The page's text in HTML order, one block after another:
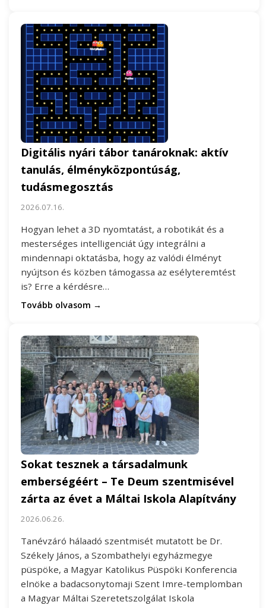
Digitális nyári tábor tanároknak: aktív
tanulás, élményközpontúság,
tudásmegosztás
2026.07.16.
Hogyan lehet a 3D nyomtatást, a robotikát és a
mesterséges intelligenciát úgy integrálni a
mindennapi oktatásba, hogy az valódi élményt
nyújtson és közben támogassa az esélyteremtést
is? Erre a kérdésre…
Tovább olvasom →
Sokat tesznek a társadalmunk
emberségéért – Te Deum szentmisével
zárta az évet a Máltai Iskola Alapítvány
2026.06.26.
Tanévzáró hálaadó szentmisét mutatott be Dr.
Székely János, a Szombathelyi egyházmegye
püspöke, a Magyar Katolikus Püspöki Konferencia
elnöke a badacsonytomaji Szent Imre-templomban
a Magyar Máltai Szeretetszolgálat Iskola